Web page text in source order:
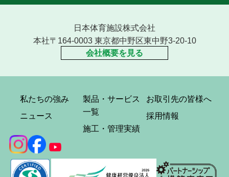
日本体育施設株式会社
本社〒164-0003 東京都中野区東中野3-20-10
会社概要を見る
私たちの強み
ニュース
製品・サービス
一覧
施工・管理実績
お取引先の皆様へ
採用情報